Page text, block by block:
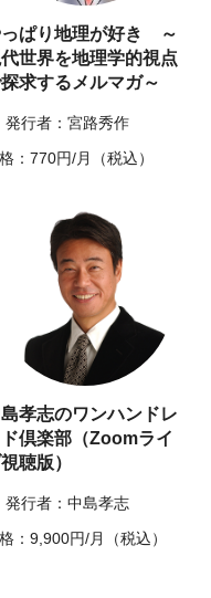
ぱり地理が好き ～
世界を地理学的視点
求するメルマガ～
発行者：宮路秀作
：770円/月（税込）
孝志のワンハンドレ
ド倶楽部（Zoomライ
聴版）
発行者：中島孝志
：9,900円/月（税込）